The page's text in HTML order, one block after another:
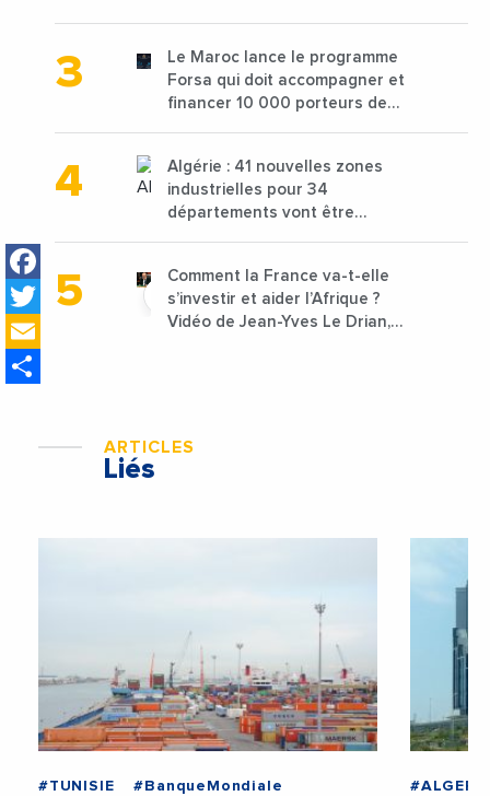
Facebook
Twitter
Le Maroc lance le programme
Forsa qui doit accompagner et
financer 10 000 porteurs de
Algérie : 41 nouvelles zones
industrielles pour 34
départements vont être
Comment la France va-t-elle
s’investir et aider l’Afrique ?
Vidéo de Jean-Yves Le Drian,
ARTICLES
Liés
#TUNISIE
#BanqueMondiale
#ALGERIE